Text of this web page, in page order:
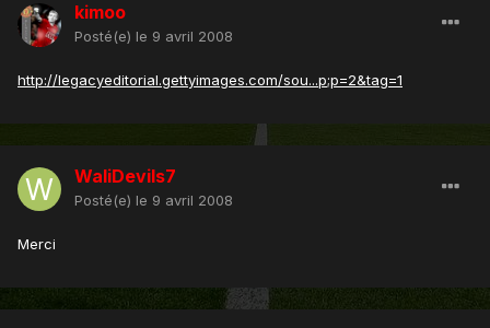
kimoo
Posté(e) le 9 avril 2008
http://legacyeditorial.gettyimages.com/sou...p;p=2&tag=1
WaliDevils7
Posté(e) le 9 avril 2008
Merci